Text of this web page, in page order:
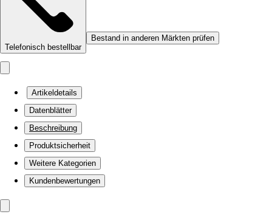
Telefonisch bestellbar
Bestand in anderen Märkten prüfen
Artikeldetails
Datenblätter
Beschreibung
Produktsicherheit
Weitere Kategorien
Kundenbewertungen